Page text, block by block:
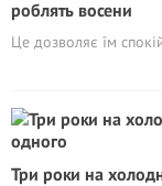
роблять восени
Це дозволяє їм
Три роки на